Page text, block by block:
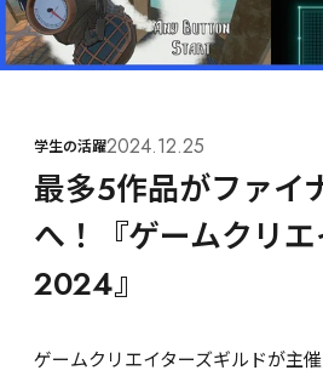
学生の活躍2024.12.25
最多5作品がファイ
へ！『ゲームクリ
2024』
ゲームクリエイターズギルドが主